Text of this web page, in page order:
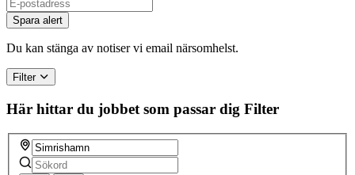
you
are
a
ignore
this
field
Spara alert
Du kan stänga av notiser vi email närsomhelst.
Filter
Här hittar du jobbet som passar dig Filter